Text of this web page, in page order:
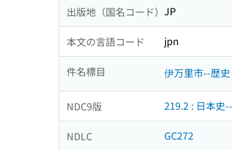
出版地（国名コード） JP
本文の言語コード jpn
件名標目 伊万里市--歴史
NDC9版 219.2 : 日本史
NDLC GC272